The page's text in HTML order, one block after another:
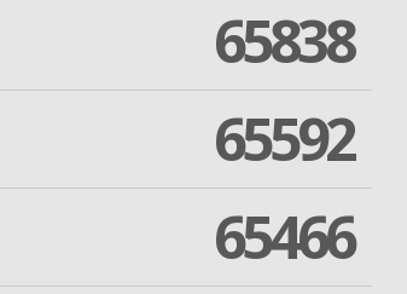
65838
65592
65466